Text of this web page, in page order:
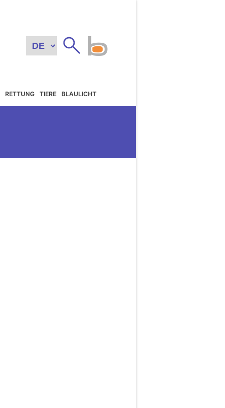
RETTUNG TIERE BLAULICHT